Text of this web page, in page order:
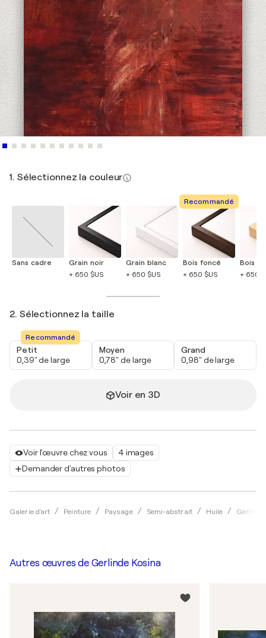
Voir l'œuvre chez vous
4 images
Demander d'autres photos
Galerie d'art Peinture Paysage Semi-abstrait Huile
1. Sélectionnez la couleur
Sans cadre
Grain noir
+ 650 $US
Grain blanc
+ 650 $US
Recommandé
Bois foncé
+ 650 $US
Bois
+ 650
2. Sélectionnez la taille
Recommandé
Petit
0,39" de large
Moyen
0,78" de large
Grand
0,98" de large
Voir en 3D
Autres œuvres de Gerlinde Kosina